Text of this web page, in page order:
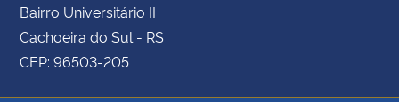
Bairro Universitário II
Cachoeira do Sul - RS
CEP: 96503-205